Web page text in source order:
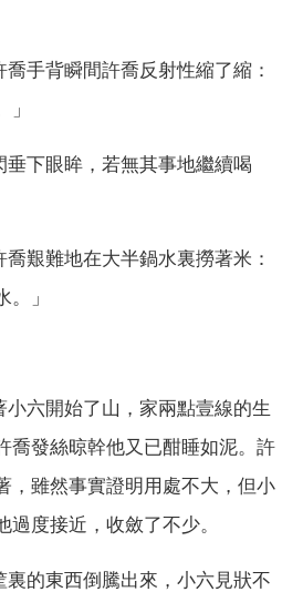
手背瞬間許喬反射性縮了縮：
」
下眼眸，若無其事地繼續喝
艱難地在大半鍋水裏撈著米：
。」
六開始了山，家兩點壹線的生
喬發絲晾幹他又已酣睡如泥。許
，雖然事實證明用處不大，但小
過度接近，收斂了不少。
的東西倒騰出來，小六見狀不